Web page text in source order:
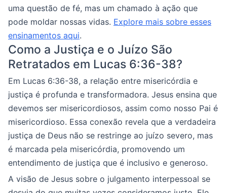
uma questão de fé, mas um chamado à ação que
pode moldar nossas vidas. Explore mais sobre esses
ensinamentos aqui.
Como a Justiça e o Juízo São
Retratados em Lucas 6:36-38?
Em Lucas 6:36-38, a relação entre misericórdia e
justiça é profunda e transformadora. Jesus ensina que
devemos ser misericordiosos, assim como nosso Pai é
misericordioso. Essa conexão revela que a verdadeira
justiça de Deus não se restringe ao juízo severo, mas
é marcada pela misericórdia, promovendo um
entendimento de justiça que é inclusivo e generoso.
A visão de Jesus sobre o julgamento interpessoal se